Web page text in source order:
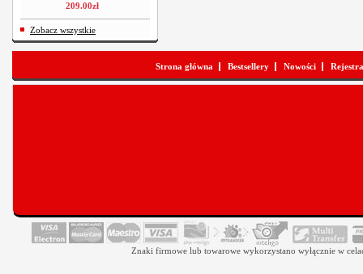
209.00zł
Zobacz wszystkie
Strona główna Bestsellery Nowości
Znaki firmowe lub towarowe wykorzystano wyłącznie w